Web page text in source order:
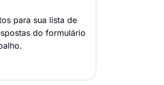
para sua lista de
do formulário